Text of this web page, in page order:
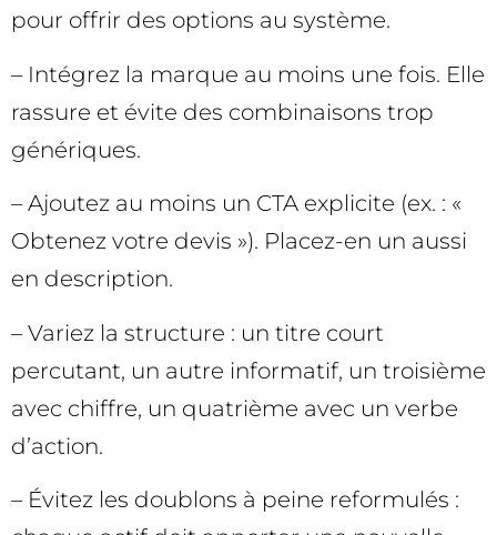
pour offrir des options au système.
– Intégrez la marque au moins une fois. Elle
rassure et évite des combinaisons trop
génériques.
– Ajoutez au moins un CTA explicite (ex. : «
Obtenez votre devis »). Placez-en un aussi
en description.
– Variez la structure : un titre court
percutant, un autre informatif, un troisième
avec chiffre, un quatrième avec un verbe
d’action.
– Évitez les doublons à peine reformulés :